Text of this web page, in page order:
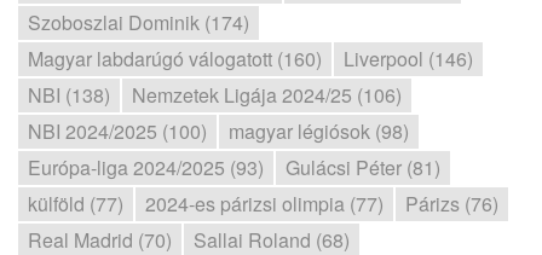
Szoboszlai Dominik (174)
Magyar labdarúgó válogatott (160)
Liverpool (146)
NBI (138)
Nemzetek Ligája 2024/25 (106)
NBI 2024/2025 (100)
magyar légiósok (98)
Európa-liga 2024/2025 (93)
Gulácsi Péter (81)
külföld (77)
2024-es párizsi olimpia (77)
Párizs (76)
Real Madrid (70)
Sallai Roland (68)